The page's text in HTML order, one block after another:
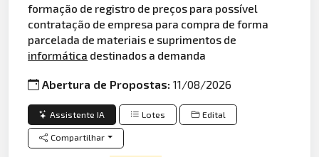
formação de registro de preços para possível
contratação de empresa para compra de forma
parcelada de materiais e suprimentos de
informática destinados a demanda
Abertura de Propostas:11/08/2026
Assistente IA Lotes Edital
Compartilhar